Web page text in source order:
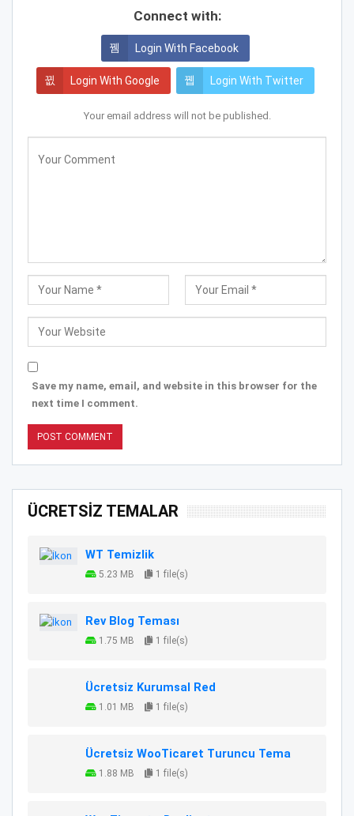
Connect with:
Login With Facebook
Login With Google Login With Twitter
Your email address will not be published.
Save my name, email, and website in this browser for the
next time I comment.
ÜCRETSİZ TEMALAR
WT Temizlik
5.23 MB 1 file(s)
Rev Blog Teması
1.75 MB 1 file(s)
Ücretsiz Kurumsal Red
1.01 MB 1 file(s)
Ücretsiz WooTicaret Turuncu Tema
1.88 MB 1 file(s)